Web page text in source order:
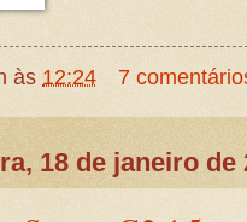
às 12:24 7
18 de janeiro de